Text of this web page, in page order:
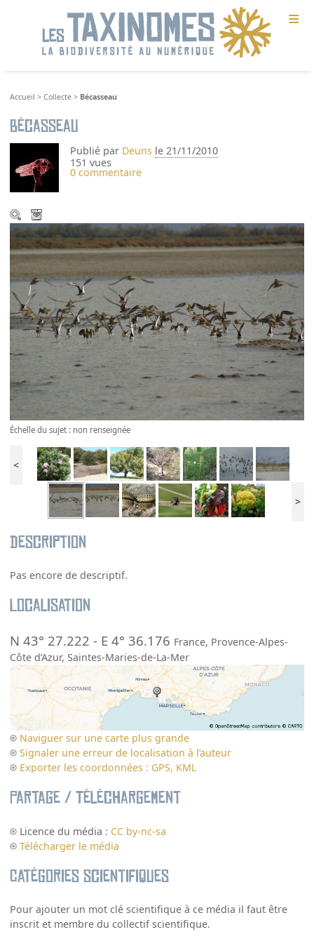
≡
Accueil >Collecte > Bécasseau
Bécasseau
Publié par Deuns le 21/11/2010
151 vues
0 commentaire
Échelle du sujet : non renseignée
<
>
Description
Pas encore de descriptif.
Localisation
N 43° 27.222 - E 4° 36.176 France, Provence-Alpes-
Côte d’Azur,Saintes-Maries-de-La-Mer
Naviguer sur une carte plus grande
Signaler une erreur de localisation à l’auteur
Exporter les coordonnées : GPS, KML
Partage / Téléchargement
Licence du média : CC by-nc-sa
Télécharger le média
Catégories scientifiques
Pour ajouter un mot clé scientifique à ce média il faut être
inscrit et membre du collectif scientifique.